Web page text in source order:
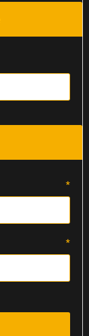
*
*